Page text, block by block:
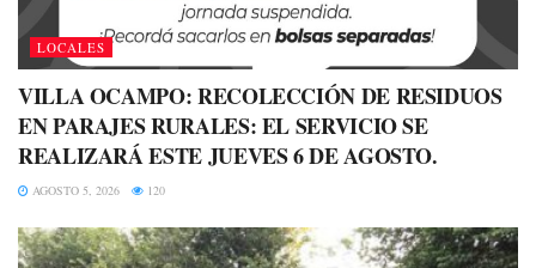
LOCALES
VILLA OCAMPO: RECOLECCIÓN DE RESIDUOS
EN PARAJES RURALES: EL SERVICIO SE
REALIZARÁ ESTE JUEVES 6 DE AGOSTO.
AGOSTO 5, 2026 120